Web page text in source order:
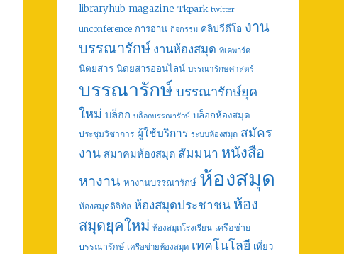
libraryhub magazine Tkpark twitter
unconference การอ่าน กิจกรรม คลิปวีดีโอ งาน
บรรณารักษ์ งานห้องสมุด ทีเคพาร์ค
นิตยสาร นิตยสารออนไลน์ บรรณารักษศาสตร์
บรรณารักษ์ บรรณารักษ์ยุค
ใหม่ บล็อก บล็อกบรรณารักษ์ บล็อกห้องสมุด
ประชุมวิชาการ ผู้ใช้บริการ ระบบห้องสมุด สมัคร
งาน สมาคมห้องสมุด สัมมนา หนังสือ
หางาน หางานบรรณารักษ์ ห้องสมุด
ห้องสมุดดิจิทัล ห้องสมุดประชาชน ห้อง
สมุดยุคใหม่ ห้องสมุดโรงเรียน เครือข่าย
บรรณารักษ์ เครือข่ายห้องสมุด เทคโนโลยี เที่ยว